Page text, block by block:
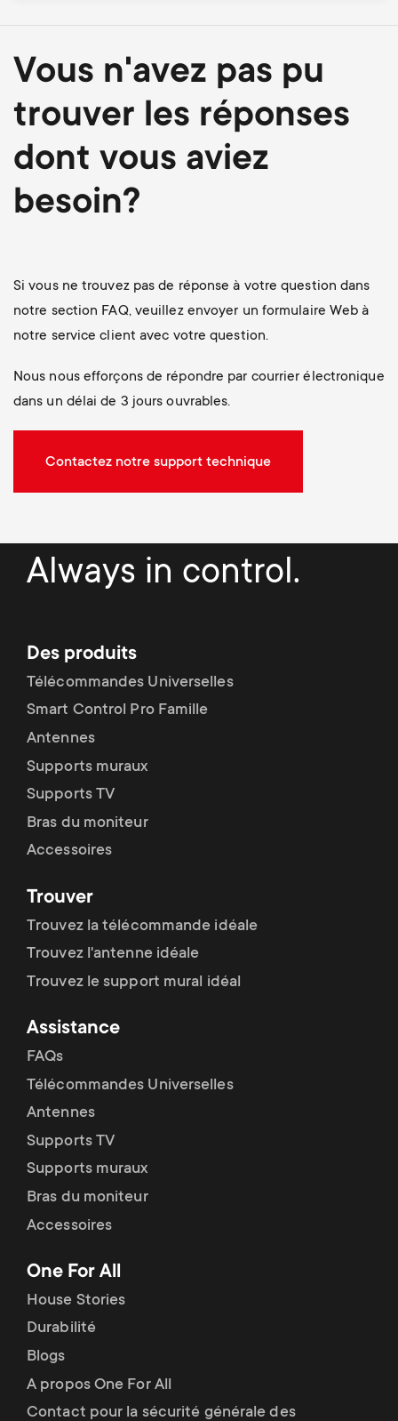
Vous n'avez pas pu
trouver les réponses
dont vous aviez
besoin?
Si vous ne trouvez pas de réponse à votre question dans
notre section FAQ, veuillez envoyer un formulaire Web à
notre service client avec votre question.
Nous nous efforçons de répondre par courrier électronique
dans un délai de 3 jours ouvrables.
Contactez notre support technique
Always in control.
Des produits
Télécommandes Universelles
Smart Control Pro Famille
Antennes
Supports muraux
Supports TV
Bras du moniteur
Accessoires
Trouver
Trouvez la télécommande idéale
Trouvez l'antenne idéale
Trouvez le support mural idéal
Assistance
FAQs
Télécommandes Universelles
Antennes
Supports TV
Supports muraux
Bras du moniteur
Accessoires
One For All
House Stories
Durabilité
Blogs
A propos One For All
Contact pour la sécurité générale des